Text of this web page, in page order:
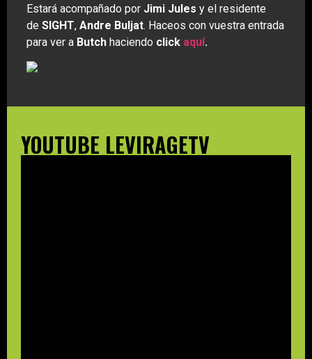
Estará acompañado por Jimi Jules y el residente
de SIGHT, Andre Buljat. Haceos con vuestra entrada
para ver a Butch haciendo click aquí.
YOUTUBE LEVIRAGETV